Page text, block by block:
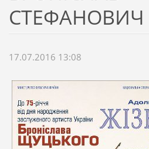
17.07.2016 13:08